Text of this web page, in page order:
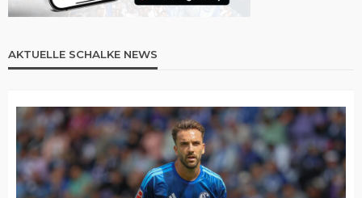
AKTUELLE SCHALKE NEWS